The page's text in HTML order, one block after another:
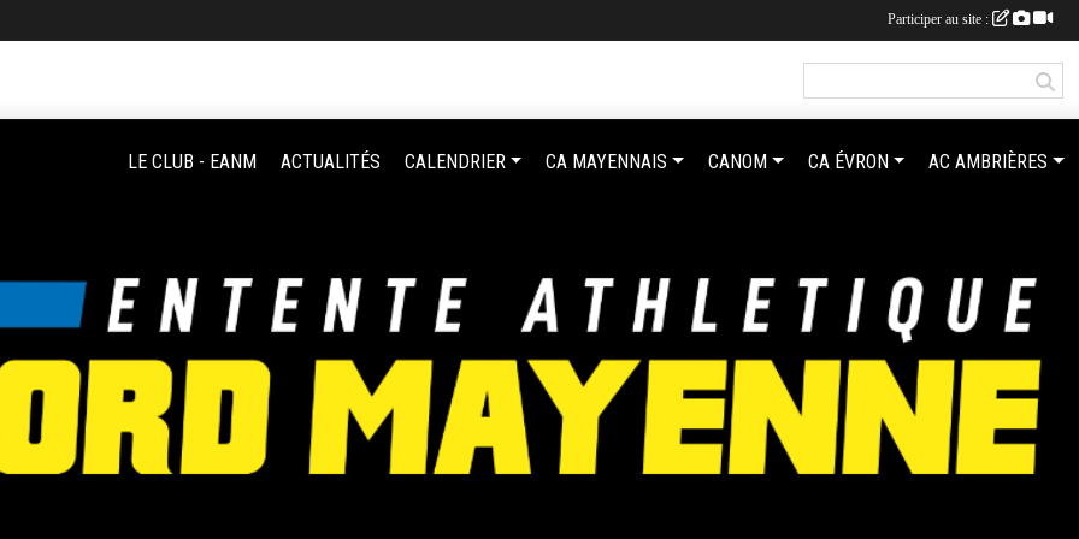
LE CLUB - EANM ACTUALITÉS CALENDRIER CA MAYENNAIS CANOM CA ÉVRON AC AMBRIÈRES
Participer au site :